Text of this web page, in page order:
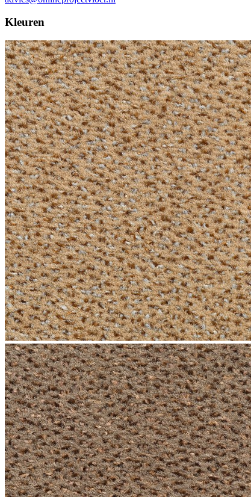
Kleuren